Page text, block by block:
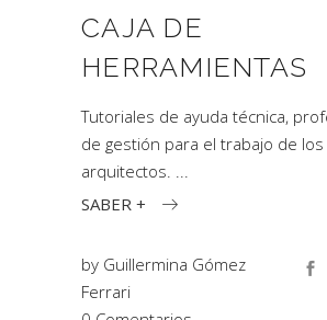
CAJA DE
HERRAMIENTAS
Tutoriales de ayuda técnica,
de gestión para el trabajo de los
arquitectos.
SABER +
by Guillermina Gómez
Ferrari